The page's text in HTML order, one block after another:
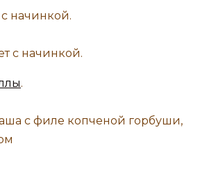
с начинкой.
.